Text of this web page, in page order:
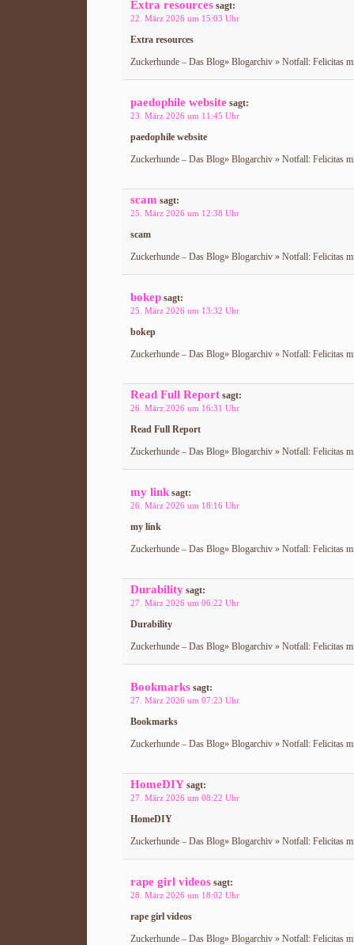
Extra resources sagt:
22. März 2026 um 15:03 Uhr
Extra resources
Zuckerhunde – Das Blog» Blogarchiv » Notfall: Felicitas
paedophile website sagt:
23. März 2026 um 11:45 Uhr
paedophile website
Zuckerhunde – Das Blog» Blogarchiv » Notfall: Felicitas
scam sagt:
25. März 2026 um 12:38 Uhr
scam
Zuckerhunde – Das Blog» Blogarchiv » Notfall: Felicitas
bokep sagt:
25. März 2026 um 13:32 Uhr
bokep
Zuckerhunde – Das Blog» Blogarchiv » Notfall: Felicitas
Read Full Report sagt:
26. März 2026 um 16:31 Uhr
Read Full Report
Zuckerhunde – Das Blog» Blogarchiv » Notfall: Felicitas
my linksagt:
26. März 2026 um 18:16 Uhr
my link
Zuckerhunde – Das Blog» Blogarchiv » Notfall: Felicitas
Durability sagt:
27. März 2026 um 06:22 Uhr
Durability
Zuckerhunde – Das Blog» Blogarchiv » Notfall: Felicitas
Bookmarks sagt:
27. März 2026 um 07:23 Uhr
Bookmarks
Zuckerhunde – Das Blog» Blogarchiv » Notfall: Felicitas
HomeDIY sagt:
27. März 2026 um 08:22 Uhr
HomeDIY
Zuckerhunde – Das Blog» Blogarchiv » Notfall: Felicitas
rape girl videos sagt:
28. März 2026 um 18:02 Uhr
rape girl videos
Zuckerhunde – Das Blog» Blogarchiv » Notfall: Felicitas